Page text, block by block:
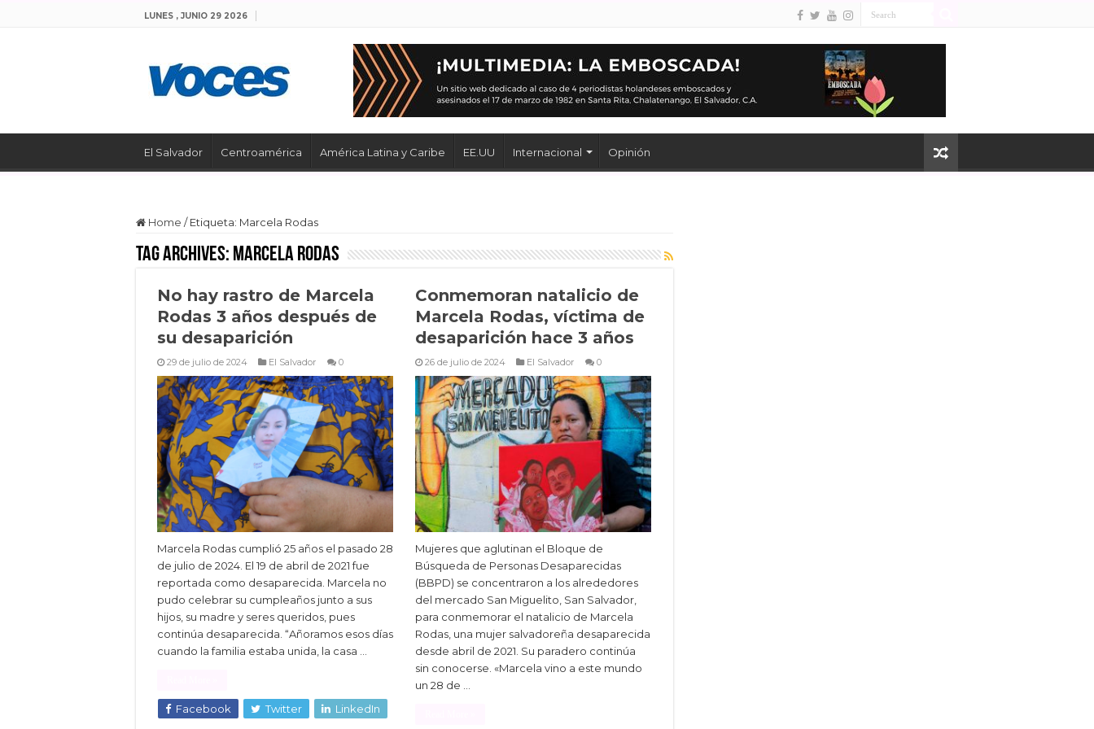
LUNES , JUNIO 29 2026
El Salvador Centroamérica América Latina y Caribe EE.UU Internacional Opinión
Home / Etiqueta: Marcela Rodas
Tag Archives: Marcela Rodas
No hay rastro de Marcela
Rodas 3 años después de
su desaparición
29 de julio de 2024 El Salvador 0
Marcela Rodas cumplió 25 años el pasado 28
de julio de 2024. El 19 de abril de 2021 fue
reportada como desaparecida. Marcela no
pudo celebrar su cumpleaños junto a sus
hijos, su madre y seres queridos, pues
continúa desaparecida. “Añoramos esos días
cuando la familia estaba unida, la casa …
Facebook Twitter LinkedIn
Conmemoran natalicio de
Marcela Rodas, víctima de
desaparición hace 3 años
26 de julio de 2024 El Salvador 0
Mujeres que aglutinan el Bloque de
Búsqueda de Personas Desaparecidas
(BBPD) se concentraron a los alrededores
del mercado San Miguelito, San Salvador,
para conmemorar el natalicio de Marcela
Rodas, una mujer salvadoreña desaparecida
desde abril de 2021. Su paradero continúa
sin conocerse. «Marcela vino a este mundo
un 28 de …